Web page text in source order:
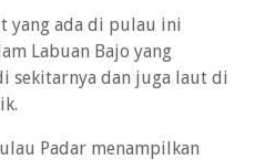
yang ada di pulau ini
Labuan Bajo yang
sekitarnya dan juga laut di
Padar menampilkan